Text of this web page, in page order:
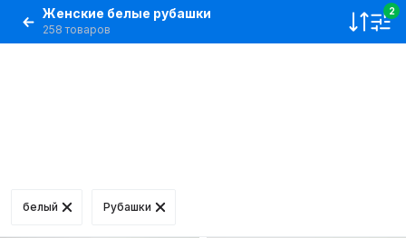
Женские белые рубашки
258 товаров
2
белый Рубашки